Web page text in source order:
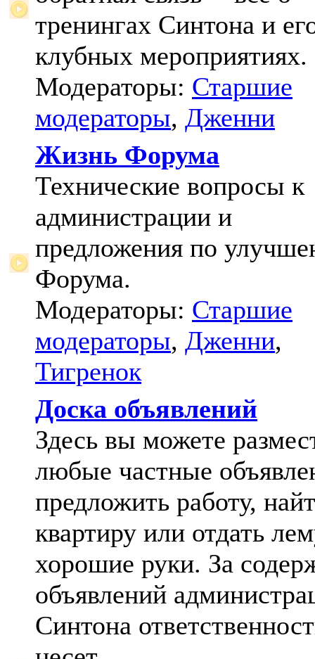
тренингах Синтона и
клубных мероприятиях.
Модераторы: Старшие
модераторы, Дженни
Жизнь Форума
Технические вопросы к
администрации и
предложения по
Форума.
Модераторы: Старшие
модераторы, Дженни,
Тигренок
Доска объявлений
Здесь вы можете
любые частные
предложить работу,
квартиру или отдать
хорошие руки. За
объявлений
Синтона